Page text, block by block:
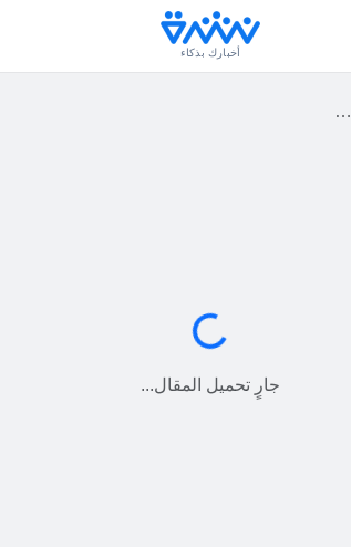
أخبارك بذكاء
جارٍ التحميل...
جارٍ تحميل المقال...